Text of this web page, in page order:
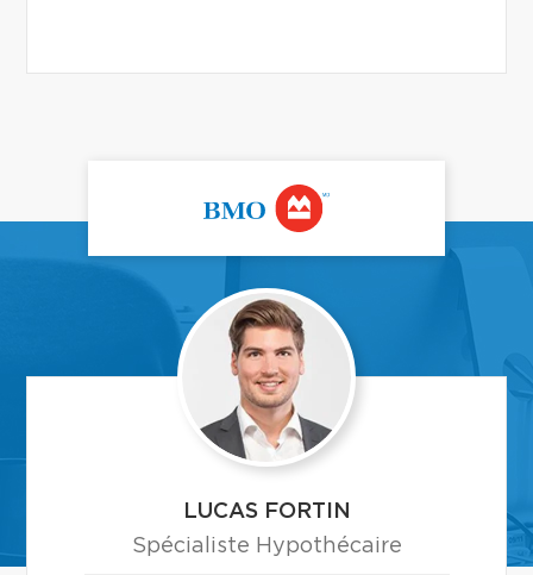
LUCAS FORTIN
Spécialiste Hypothécaire